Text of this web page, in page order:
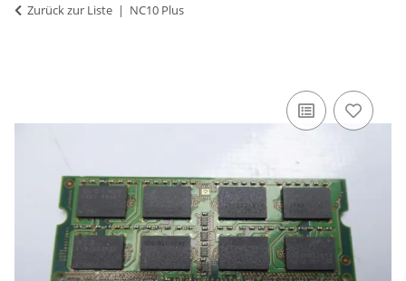
Zurück zur Liste NC10 Plus